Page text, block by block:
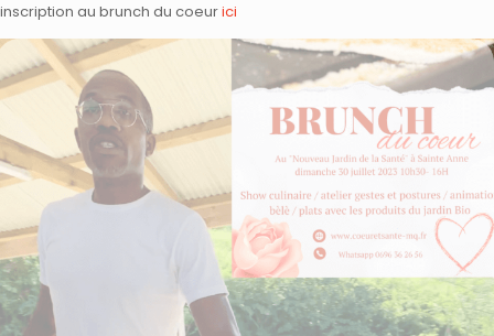
inscription au brunch du coeurici